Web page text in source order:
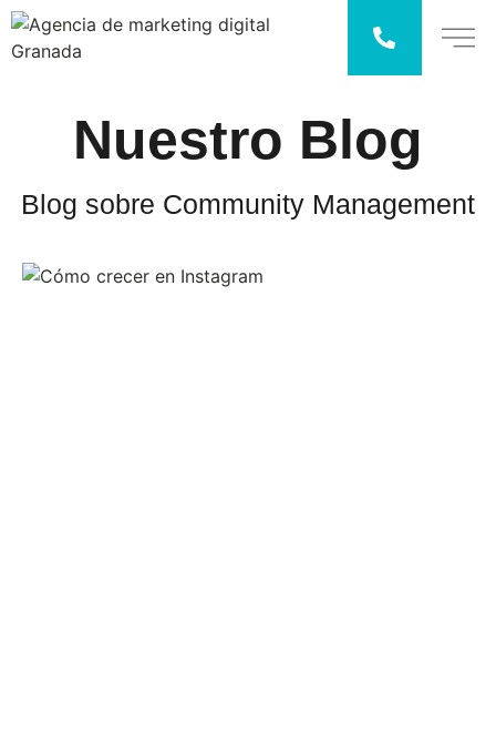
Nuestro Blog
Blog sobre Community Management